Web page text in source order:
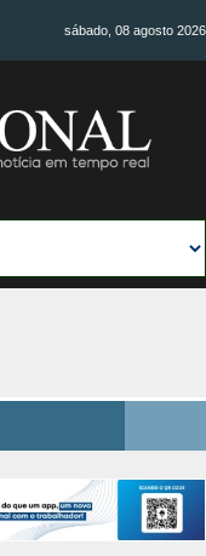
sábado, 08 agosto 2026